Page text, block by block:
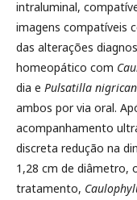
intraluminal,
imagens compatíveis
das alterações
homeopático com
dia e Pulsatilla
ambos por via oral.
acompanhamento
discreta redução na
1,28 cm de diâmetro,
tratamento,